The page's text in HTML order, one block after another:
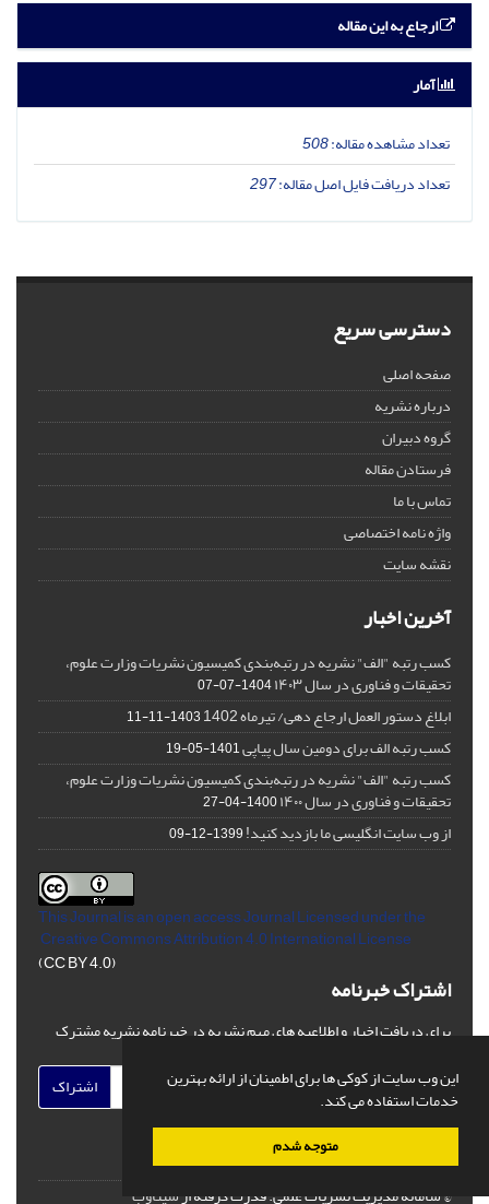
این وب سایت از کوکی ها برای اطمینان از ارائه بهترین
خدمات استفاده می کند.
متوجه شدم
ارجاع به این مقاله
آمار
تعداد مشاهده مقاله:508
تعداد دریافت فایل اصل مقاله:297
دسترسی سریع
صفحه اصلی
درباره نشریه
گروه دبیران
فرستادن مقاله
تماس با ما
واژه نامه اختصاصی
نقشه سایت
آخرین اخبار
کسب رتبه "الف" نشریه در رتبه‌بندی کمیسیون نشریات وزارت علوم،
تحقیقات و فناوری در سال ۱۴۰۳ 1404-07-07
ابلاغ دستور العمل ارجاع دهی/ تیرماه 1402 1403-11-11
کسب رتبه الف برای دومین سال پیاپی1401-05-19
کسب رتبه "الف" نشریه در رتبه‌بندی کمیسیون نشریات وزارت علوم،
تحقیقات و فناوری در سال ۱۴۰۰ 1400-04-27
از وب سایت انگلیسی ما بازدید کنید!1399-12-09
This Journal is an open access Journal Licensedunder the
Creative Commons Attribution 4.0 International License
(CC BY 4.0)
اشتراک خبرنامه
برای دریافت اخبار و اطلاعیه های مهم نشریه در خبرنامه نشریه مشترک
اشتراک
© سامانه مدیریت نشریات علمی.قدرت گرفته ازسیناوب